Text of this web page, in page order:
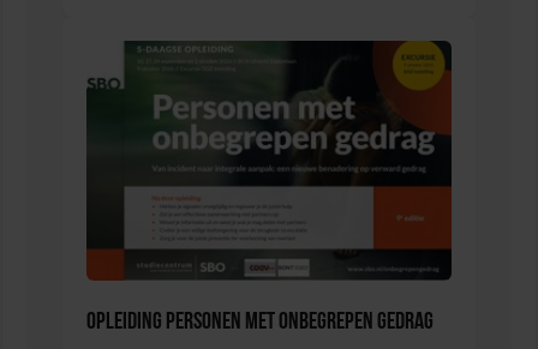
Opleiding Personen met onbegrepen gedrag